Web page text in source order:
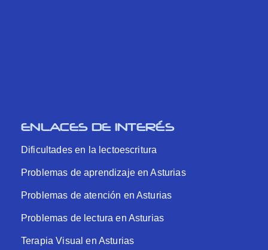
ENLACES DE INTERÉS
Dificultades en la lectoescritura
Problemas de aprendizaje en Asturias
Problemas de atención en Asturias
Problemas de lectura en Asturias
Terapia Visual en Asturias